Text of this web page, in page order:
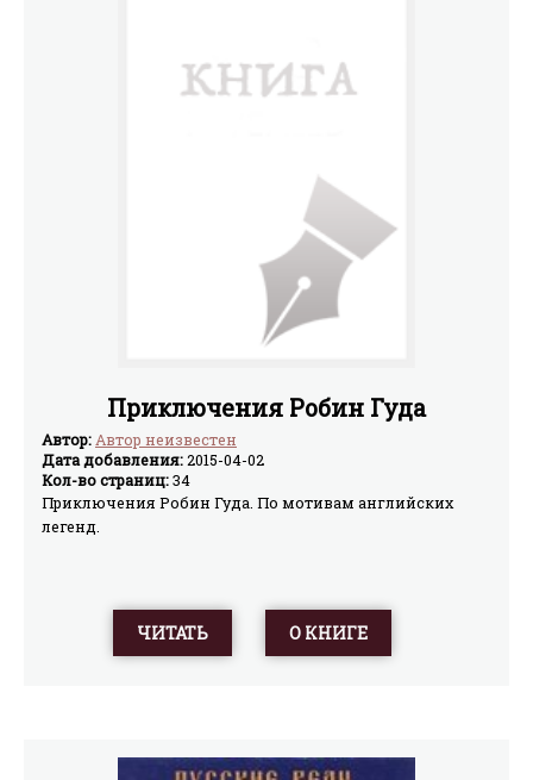
Приключения Робин Гуда
Автор:Автор неизвестен
Дата добавления:2015-04-02
Кол-во страниц:34
Приключения Робин Гуда. По мотивам английских
легенд.
ЧИТАТЬ О КНИГЕ